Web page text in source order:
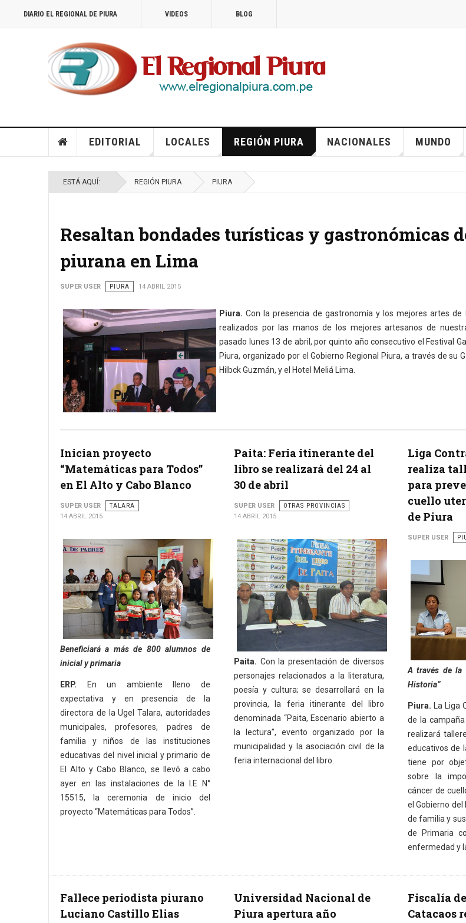
DIARIO EL REGIONAL DE PIURA VIDEOS BLOG
EDITORIAL LOCALES REGIÓN PIURA NACIONALES MUNDO
ESTÁ AQUÍ: REGIÓN PIURA PIURA
Resaltan bondades turísticas y gastronómicas
piurana en Lima
SUPER USER PIURA 14 ABRIL 2015
Piura. Con la presencia de gastronomía y los mejores artes de
realizados por las manos de los mejores artesanos de
pasado lunes 13 de abril, por quinto año consecutivo el Festival
Piura, organizado por el Gobierno Regional Piura, a través de su
Hilbck Guzmán, y el Hotel Meliá Lima.
Inician proyecto
“Matemáticas para Todos”
en El Alto y Cabo Blanco
SUPER USER
TALARA
14 ABRIL 2015
Beneficiará a más de 800 alumnos de
inicial y primaria
ERP. En un ambiente lleno de
expectativa y en presencia de la
directora de la Ugel Talara, autoridades
municipales, profesores, padres de
familia y niños de las instituciones
educativas del nivel inicial y primario de
El Alto y Cabo Blanco, se llevó a cabo
ayer en las instalaciones de la I.E N°
15515, la ceremonia de inicio del
proyecto “Matemáticas para Todos”.
Paita: Feria itinerante del
libro se realizará del 24 al
30 de abril
SUPER USER
OTRAS PROVINCIAS
14 ABRIL 2015
Paita. Con la presentación de diversos
personajes relacionados a la literatura,
poesía y cultura; se desarrollará en la
provincia, la feria itinerante del libro
denominada “Paita, Escenario abierto a
la lectura”, evento organizado por la
municipalidad y la asociación civil de la
feria internacional del libro.
Liga
realiza
para
cuello
de Piura
SUPER USER
A través de la
Historia”
Piura. La Liga
de la campaña
realizará
educativos de
tiene por
sobre la
cáncer de
el Gobierno del
de familia y
de Primaria
enfermedad y
Fallece periodista piurano
Luciano Castillo Elias
Universidad Nacional de
Piura apertura año
Fiscalía
Catacaos